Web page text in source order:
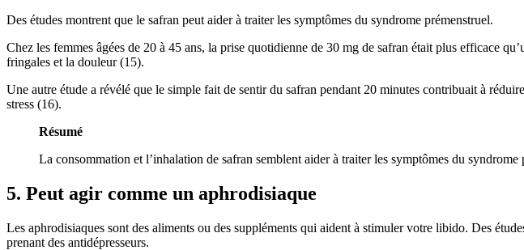
Des études montrent que le safran peut aider à traiter les symptômes du syndrome prémenstruel.
Chez les femmes âgées de 20 à 45 ans, la prise quotidienne de 30 mg de safran était plus efficace
fringales et la douleur (15).
Une autre étude a révélé que le simple fait de sentir du safran pendant 20 minutes contribuait à
stress (16).
Résumé
La consommation et l’inhalation de safran semblent aider à traiter les symptômes du
5. Peut agir comme un aphrodisiaque
Les aphrodisiaques sont des aliments ou des suppléments qui aident à stimuler votre libido. Des
prenant des antidépresseurs.